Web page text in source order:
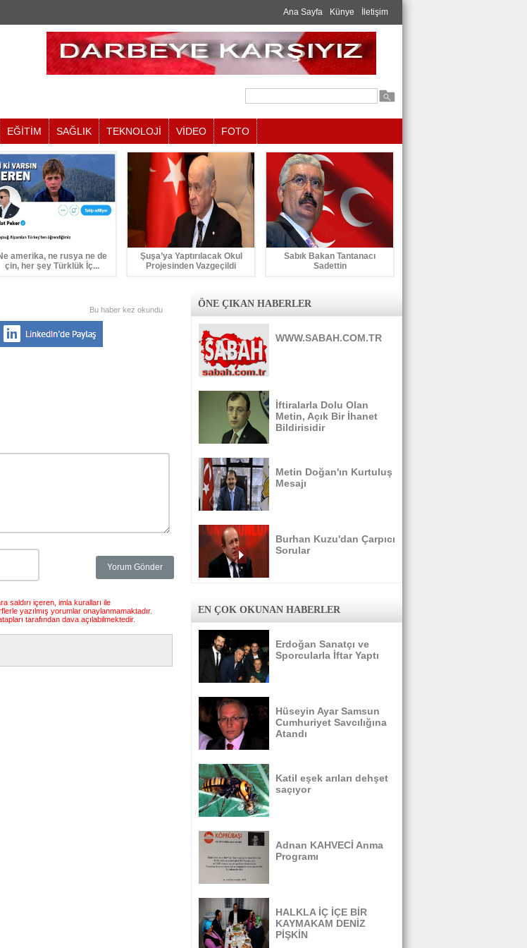
Ana Sayfa Künye İletişim
EĞİTİM SAĞLIK TEKNOLOJİ VİDEO FOTO
amerika, ne rusya ne de
çin, her şey Türklük İç...
Şuşa’ya Yaptırılacak Okul
Projesinden Vazgeçildi
Sabık Bakan Tantanacı
Sadettin
Bu haber kez okundu
saldırı içeren, imla kuralları ile
yazılmış yorumlar onaylanmamaktadır.
tarafından dava açılabilmektedir.
ÖNE ÇIKAN HABERLER
WWW.SABAH.COM.TR
İftiralarla Dolu Olan
Metin, Açık Bir İhanet
Bildirisidir
Metin Doğan'ın Kurtuluş
Mesajı
Burhan Kuzu'dan Çarpıcı
Sorular
EN ÇOK OKUNAN HABERLER
Erdoğan Sanatçı ve
Sporcularla İftar Yaptı
Hüseyin Ayar Samsun
Cumhuriyet Savcılığına
Atandı
Katil eşek arıları dehşet
saçıyor
Adnan KAHVECİ Anma
Programı
HALKLA İÇ İÇE BİR
KAYMAKAM DENİZ
PİŞKİN